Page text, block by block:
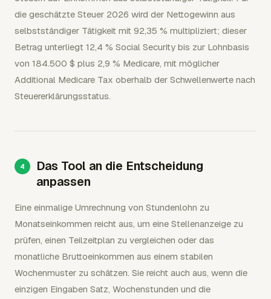
die geschätzte Steuer 2026 wird der Nettogewinn aus
selbstständiger Tätigkeit mit 92,35 % multipliziert; dieser
Betrag unterliegt 12,4 % Social Security bis zur Lohnbasis
von 184.500 $ plus 2,9 % Medicare, mit möglicher
Additional Medicare Tax oberhalb der Schwellenwerte nach
Steuererklärungsstatus.
Das Tool an die Entscheidung
anpassen
Eine einmalige Umrechnung von Stundenlohn zu
Monatseinkommen reicht aus, um eine Stellenanzeige zu
prüfen, einen Teilzeitplan zu vergleichen oder das
monatliche Bruttoeinkommen aus einem stabilen
Wochenmuster zu schätzen. Sie reicht auch aus, wenn die
einzigen Eingaben Satz, Wochenstunden und die